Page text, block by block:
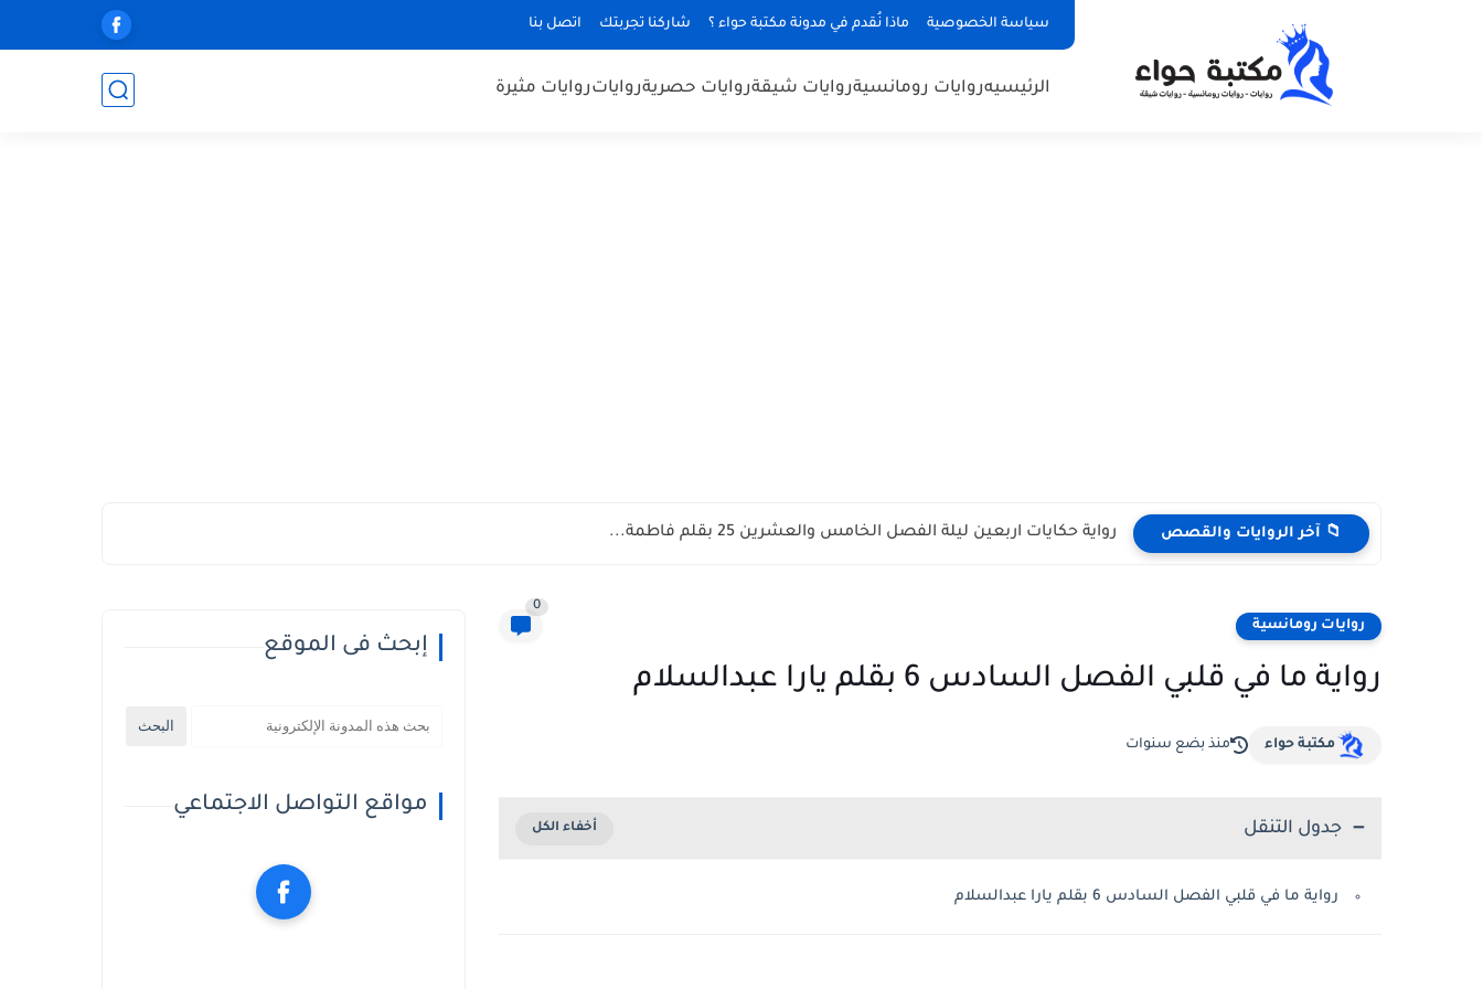
سياسة الخصوصية ماذا نُقدم في مدونة مكتبة حواء ؟ شاركنا تجربتك اتصل بنا
الرئيسيهروايات رومانسيةروايات شيقةروايات حصريةرواياتروايات مثيرة
📁 آخر الروايات والقصص رواية حكايات اربعين ليلة الفصل الخامس والعشرين 25 بقلم فاطمة...
روايات رومانسية
0
رواية ما في قلبي الفصل السادس 6 بقلم يارا عبدالسلام
مكتبة حواء منذ بضع سنوات
جدول التنقل
رواية ما في قلبي الفصل السادس 6 بقلم يارا عبدالسلام
إبحث فى الموقع
مواقع التواصل الاجتماعي